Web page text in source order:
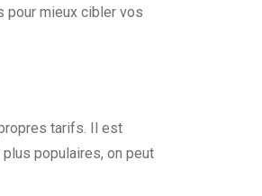
pour mieux cibler vos
tarifs. Il est
populaires, on peut